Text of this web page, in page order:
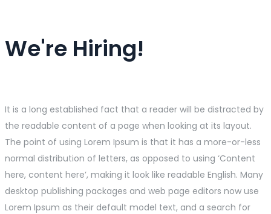
We're Hiring!
It is a long established fact that a reader will be distracted by
the readable content of a page when looking at its layout.
The point of using Lorem Ipsum is that it has a more-or-less
normal distribution of letters, as opposed to using ‘Content
here, content here’, making it look like readable English. Many
desktop publishing packages and web page editors now use
Lorem Ipsum as their default model text, and a search for